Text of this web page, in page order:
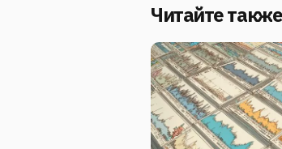
Читайте также